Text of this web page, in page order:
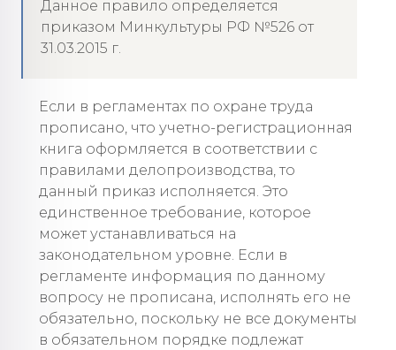
Данное правило определяется
приказом Минкультуры РФ №526 от
31.03.2015 г.
Если в регламентах по охране труда
прописано, что учетно-регистрационная
книга оформляется в соответствии с
правилами делопроизводства, то
данный приказ исполняется. Это
единственное требование, которое
может устанавливаться на
законодательном уровне. Если в
регламенте информация по данному
вопросу не прописана, исполнять его не
обязательно, поскольку не все документы
в обязательном порядке подлежат